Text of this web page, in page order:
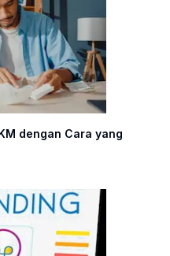
dengan Cara yang